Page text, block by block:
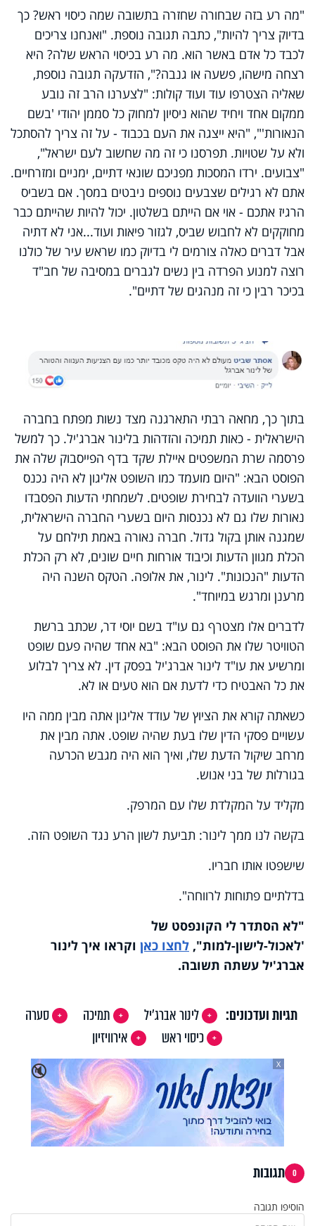
"מה רע בזה שבחורה שחזרה בתשובה שמה כיסוי ראש? כך
בדיוק צריך להיות", כתבה תגובה נוספת. "ואנחנו צריכים
לכבד כל אדם באשר הוא. מה רע בכיסוי הראש שלה? היא
רצחה מישהו, פשעה או גנבה?", הזדעקה תגובה נוספת,
שאליה הצטרפו עוד ועוד קולות: "לצערנו הרב זה נובע
ממקום אחד ויחיד שהוא ניסיון למחוק כל סממן יהודי 'בשם
הנאורות'", "היא ייצגה את העם בכבוד - על זה צריך להסתכל
ולא על שטויות. תפרסנו כי זה מה שחשוב לעם ישראל",
"צבועים. ירדו המסכות מפניכם שונאי דתיים, ימניים ומזרחיים.
אתם לא רגילים שצבעים נוספים ניבטים במסך. אם בשביס
הרגיז אתכם - אוי אם הייתם בשלטון. יכול להיות שהייתם כבר
מחוקקים לא לחבוש שביס, לגזור פיאות ועוד...אני לא דתיה
אבל דברים כאלה צורמים לי בדיוק כמו שראש עיר של כולנו
רוצה למנוע הפרדה בין נשים לגברים במסיבה של חב"ד
בכיכר רבין כי זה מנהגים של דתיים".
בתוך כך, מחאה רבתי התארגנה מצד נשות מפתח בחברה
הישראלית - כאות תמיכה והזדהות בלינור אברג'יל. כך למשל
פרסמה שרת המשפטים איילת שקד בדף הפייסבוק שלה את
הפוסט הבא: "היום מועמד כמו השופט אליגון לא היה נכנס
בשערי הוועדה לבחירת שופטים. לשמחתי הדעות הפסבדו
נאורות שלו גם לא נכנסות היום בשערי החברה הישראלית,
שמגנה אותן בקול גדול. חברה נאורה באמת תילחם על
הכלת מגוון הדעות וכיבוד אורחות חיים שונים, לא רק הכלת
הדעות "הנכונות". לינור, את אלופה. הטקס השנה היה
מרענן ומרגש במיוחד".
לדברים אלו מצטרף גם עו"ד בשם יוסי דר, שכתב ברשת
הטוויטר שלו את הפוסט הבא: "בא אחד שהיה פעם שופט
ומרשיע את עו"ד לינור אברג'יל בפסק דין. לא צריך לבלוע
את כל האבטיח כדי לדעת אם הוא טעים או לא.
כשאתה קורא את הציוץ של עודד אליגון אתה מבין ממה היו
עשויים פסקי הדין שלו בעת שהיה שופט. אתה מבין את
מרחב שיקול הדעת שלו, ואיך הוא היה מגבש הכרעה
בגורלות של בני אנוש.
מקליד על המקלדת שלו עם המרפק.
בקשה לנו ממך לינור: תביעת לשון הרע נגד השופט הזה.
שישפטו אותו חבריו.
בדלתיים פתוחות לרווחה".
"לא הסתדר לי הקונפסט של
'לאכול-לישון-למות", לחצו כאן וקראו איך לינור
אברג'יל עשתה תשובה.
תגיות ועדכונים: לינור אברג'יל תמיכה
סערה
כיסוי ראש
אירוויזיון
🔇
X
0 תגובות
הוסיפו תגובה